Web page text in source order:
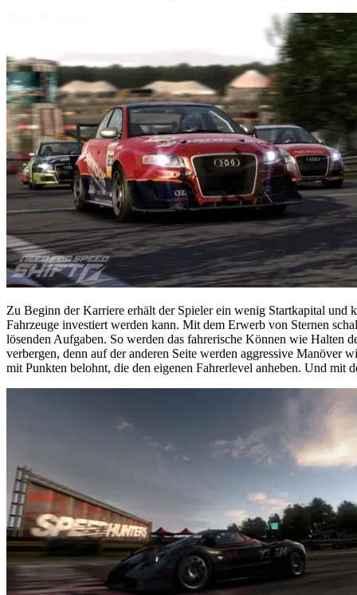
Zu Beginn der Karriere erhält der Spieler ein wenig Startkapital und
Fahrzeuge investiert werden kann. Mit dem Erwerb von Sternen
lösenden Aufgaben. So werden das fahrerische Können wie Halten
verbergen, denn auf der anderen Seite werden aggressive Manöver
mit Punkten belohnt, die den eigenen Fahrerlevel anheben. Und mit